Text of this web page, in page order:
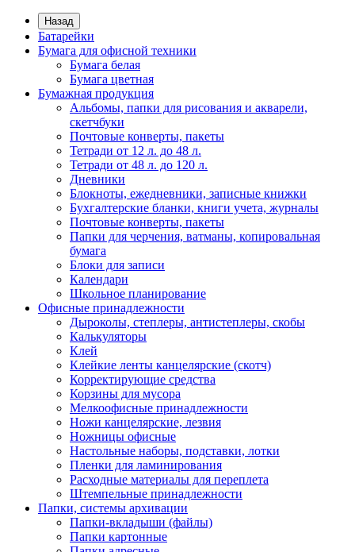
Назад
Батарейки
Бумага для офисной техники
Бумага белая
Бумага цветная
Бумажная продукция
Альбомы, папки для рисования и акварели,
скетчбуки
Почтовые конверты, пакеты
Тетради от 12 л. до 48 л.
Тетради от 48 л. до 120 л.
Дневники
Блокноты, ежедневники, записные книжки
Бухгалтерские бланки, книги учета, журналы
Почтовые конверты, пакеты
Папки для черчения, ватманы, копировальная
бумага
Блоки для записи
Календари
Школьное планирование
Офисные принадлежности
Дыроколы, степлеры, антистеплеры, скобы
Калькуляторы
Клей
Клейкие ленты канцелярские (скотч)
Корректирующие средства
Корзины для мусора
Мелкоофисные принадлежности
Ножи канцелярские, лезвия
Ножницы офисные
Настольные наборы, подставки, лотки
Пленки для ламинирования
Расходные материалы для переплета
Штемпельные принадлежности
Папки, системы архивации
Папки-вкладыши (файлы)
Папки картонные